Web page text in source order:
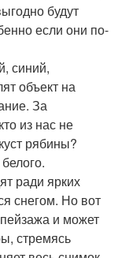
будут
если они по-
синий,
объект на
За
из нас не
рябины?
ради ярких
снегом. Но вот
и может
стремясь